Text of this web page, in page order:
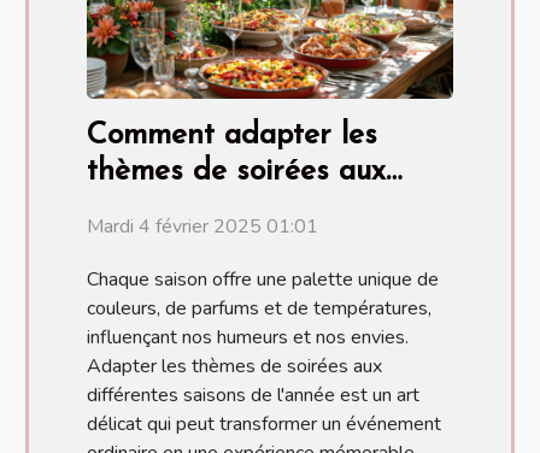
Comment adapter les
thèmes de soirées aux
Mardi 4 février 2025 01:01
Chaque saison offre une palette unique de
couleurs, de parfums et de températures,
influençant nos humeurs et nos envies.
Adapter les thèmes de soirées aux
différentes saisons de l'année est un art
délicat qui peut transformer un événement